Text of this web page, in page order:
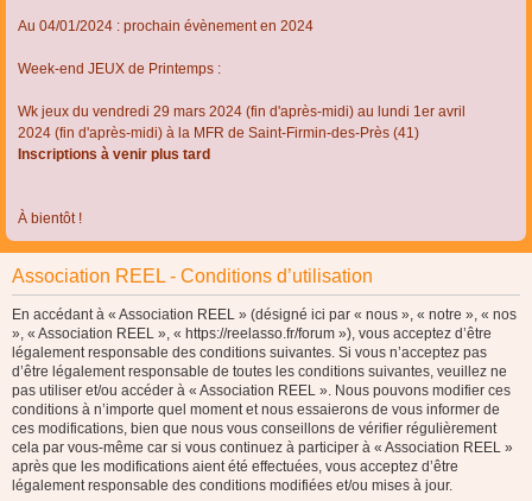
Au 04/01/2024 : prochain évènement en 2024
Week-end JEUX de Printemps :
Wk jeux du vendredi 29 mars 2024 (fin d'après-midi) au lundi 1er avril
2024 (fin d'après-midi) à la MFR de Saint-Firmin-des-Près (41)
Inscriptions à venir plus tard
À bientôt !
Association REEL - Conditions d’utilisation
En accédant à « Association REEL » (désigné ici par « nous », « notre », « nos
», « Association REEL », « https://reelasso.fr/forum »), vous acceptez d’être
légalement responsable des conditions suivantes. Si vous n’acceptez pas
d’être légalement responsable de toutes les conditions suivantes, veuillez ne
pas utiliser et/ou accéder à « Association REEL ». Nous pouvons modifier ces
conditions à n’importe quel moment et nous essaierons de vous informer de
ces modifications, bien que nous vous conseillons de vérifier régulièrement
cela par vous-même car si vous continuez à participer à « Association REEL »
après que les modifications aient été effectuées, vous acceptez d’être
légalement responsable des conditions modifiées et/ou mises à jour.